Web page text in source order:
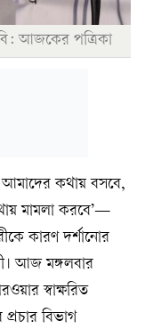
আজকের পত্রিকা
আমাদের কথায় বসবে,
মামলা করবে’—
কারণ দর্শানোর
আজ মঙ্গলবার
স্বাক্ষরিত
বিভাগ